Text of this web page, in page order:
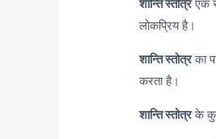
शान्ति स्तोत्रएक
लोकप्रिय है।
शान्ति स्तोत्रका
करता है।
शान्ति स्तोत्रके